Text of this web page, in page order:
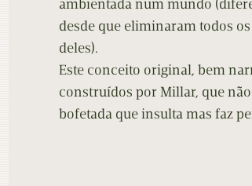
ambientada num mundo
desde que eliminaram todos
deles).
Este conceito original, bem
construídos por Millar, que
bofetada que insulta mas faz